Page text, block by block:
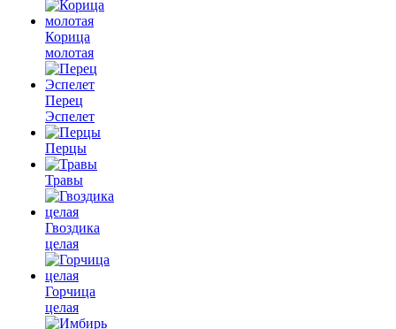
Корица
молотая
Перец
Эспелет
Перцы
Травы
Гвоздика
целая
Горчица
целая